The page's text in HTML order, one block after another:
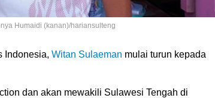
Humaidi (kanan)/hariansulteng
Indonesia, Witan Sulaeman mulai turun kepada
dan akan mewakili Sulawesi Tengah di